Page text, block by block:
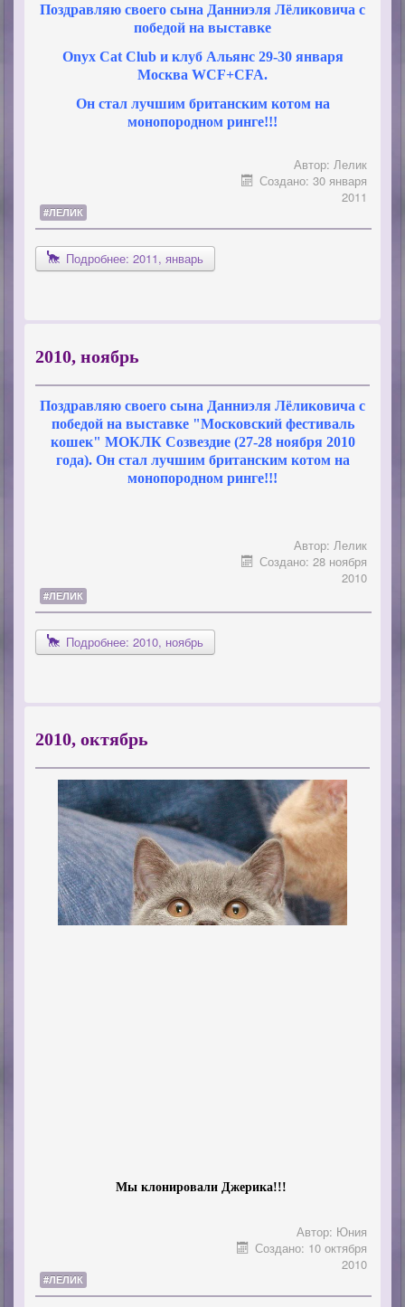
Поздравляю своего сына Данниэля Лёликовича с
победой на выставке
Onyx Cat Club и клуб Альянс 29-30 января
Москва WCF+CFA.
Он стал лучшим британским котом на
монопородном ринге!!!
Автор: Лелик
Создано: 30 января
2011
#ЛЕЛИК
Подробнее: 2011, январь
2010, ноябрь
Поздравляю своего сына Данниэля Лёликовича с
победой на выставке "Московский фестиваль
кошек" МОКЛК Созвездие (27-28 ноября 2010
года). Он стал лучшим британским котом на
монопородном ринге!!!
Автор: Лелик
Создано: 28 ноября
2010
#ЛЕЛИК
Подробнее: 2010, ноябрь
2010, октябрь
Мы клонировали Джерика!!!
Автор: Юния
Создано: 10 октября
2010
#ЛЕЛИК